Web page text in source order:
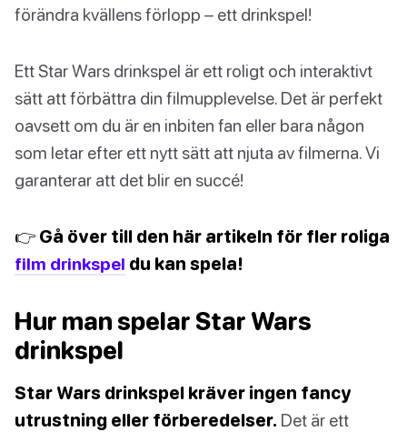
förändra kvällens förlopp – ett drinkspel!
Ett Star Wars drinkspel är ett roligt och interaktivt
sätt att förbättra din filmupplevelse. Det är perfekt
oavsett om du är en inbiten fan eller bara någon
som letar efter ett nytt sätt att njuta av filmerna. Vi
garanterar att det blir en succé!
👉 Gå över till den här artikeln för fler roliga
film drinkspel du kan spela!
Hur man spelar Star Wars
drinkspel
Star Wars drinkspel kräver ingen fancy
utrustning eller förberedelser. Det är ett